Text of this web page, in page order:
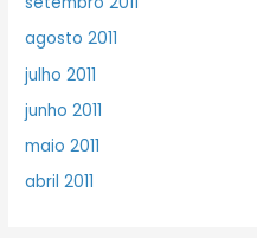
agosto 2011
julho 2011
junho 2011
maio 2011
abril 2011